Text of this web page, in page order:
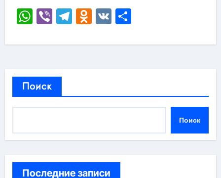
WhatsApp
ViberTelegram
Odnoklassniki
VKОтправить
Поиск
Поиск
Последние записи